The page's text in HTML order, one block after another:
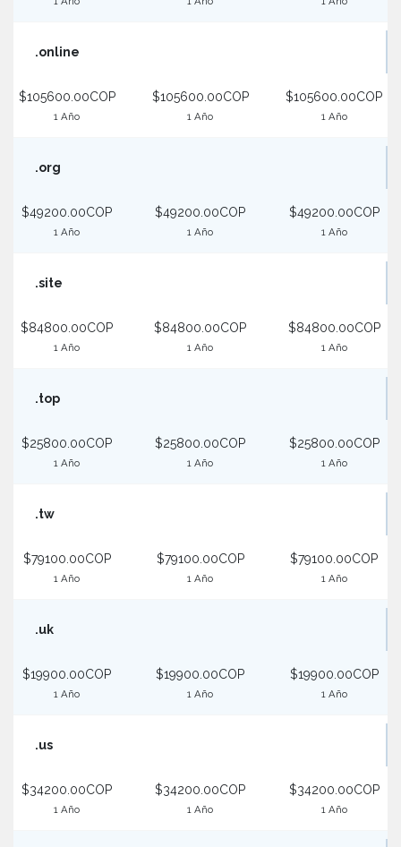
.online
$105600.00COP
1 Año
$105600.00COP
1 Año
$105600.00COP
1 Año
.org
$49200.00COP
1 Año
$49200.00COP
1 Año
$49200.00COP
1 Año
.site
$84800.00COP
1 Año
$84800.00COP
1 Año
$84800.00COP
1 Año
.top
$25800.00COP
1 Año
$25800.00COP
1 Año
$25800.00COP
1 Año
.tw
$79100.00COP
1 Año
$79100.00COP
1 Año
$79100.00COP
1 Año
.uk
$19900.00COP
1 Año
$19900.00COP
1 Año
$19900.00COP
1 Año
.us
$34200.00COP
1 Año
$34200.00COP
1 Año
$34200.00COP
1 Año